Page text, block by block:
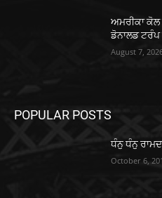
ਅਮਰੀਕਾ ਕੋਲ
ਡੋਨਾਲਡ ਟਰੰਪ
August 7,
POPULAR POSTS
ਧੰਨੁ ਧੰਨੁ
October 6,